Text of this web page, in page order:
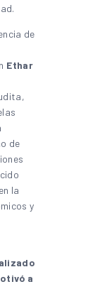
de
Ethar
de
la
y
a